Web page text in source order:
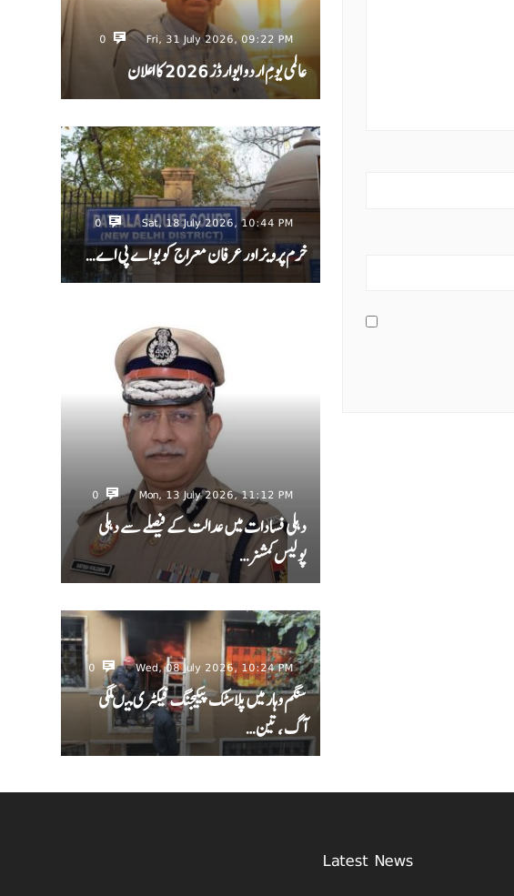
Fri, 31 July 2026, 09:22 PM
0
عالمی یومِ اردو ایوارڈز 2026 کا اعلان
Sat, 18 July 2026, 10:44 PM
0
خرم پرویز اور عرفان معراج کو یو اے پی اے…
Mon, 13 July 2026, 11:12 PM
0
دہلی فسادات میں عدالت کے فیصلے سے دہلی
پولیس کمشنر…
Wed, 08 July 2026, 10:24 PM
0
سنگم وہار میں پلاسٹک پیکیجنگ فیکٹری میںلگی
آگ ، تین…
Latest News